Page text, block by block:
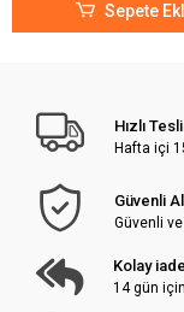
Sepete
Hızlı
Hafta içi
Güvenli
Güvenli
Kolay iade
14 gün